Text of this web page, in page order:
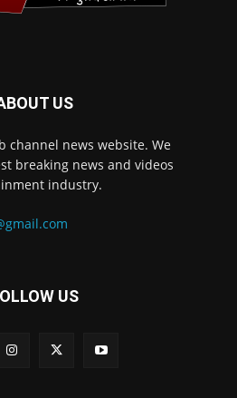
US
channel news website. We
breaking news and videos
industry.
US